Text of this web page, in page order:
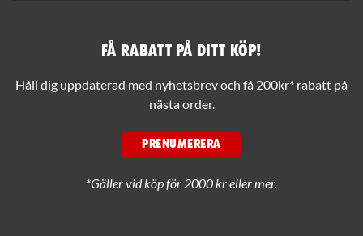
Få rabatt på ditt köp!
Håll dig uppdaterad med nyhetsbrev och få 200kr* rabatt på
nästa order.
PRENUMERERA
*Gäller vid köp för 2000 kr eller mer.